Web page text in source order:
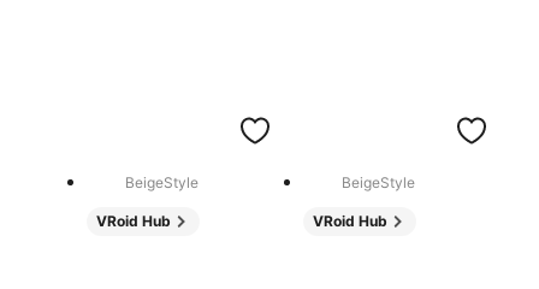
BeigeStyle
VRoid Hub
BeigeStyle
VRoid Hub